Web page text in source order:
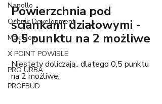
Napollo
Ochnik Development
Mak Dom
X POINT POWISLE
PRO URBA
PROFBUD
Powierzchnia pod
ściankami działowymi -
0,5 punktu na 2 możliwe
Niestety doliczają.. dlatego 0,5 punktu
na 2 możliwe.